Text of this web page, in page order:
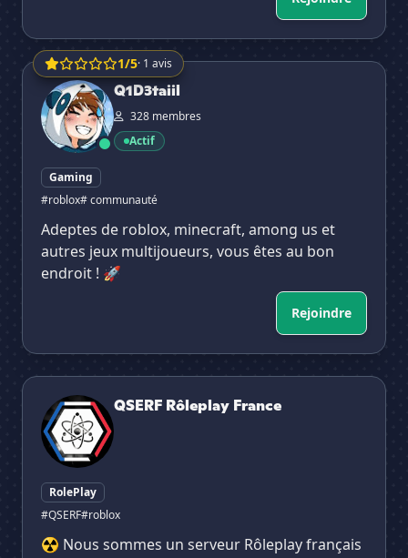
1/5· 1 avis
Q1D3taiil
Q1D3taiil
328 membres
Actif
Gaming
#roblox# communauté
Adeptes de roblox, minecraft, among us et
autres jeux multijoueurs, vous êtes au bon
endroit ! 🚀
Rejoindre
QSERF Rôleplay France
QSERF Rôleplay France
RolePlay
#QSERF#roblox
☢️ Nous sommes un serveur Rôleplay français